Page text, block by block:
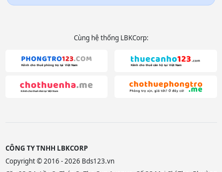
Cùng hệ thống LBKCorp:
CÔNG TY TNHH LBKCORP
Copyright © 2016 - 2026 Bds123.vn